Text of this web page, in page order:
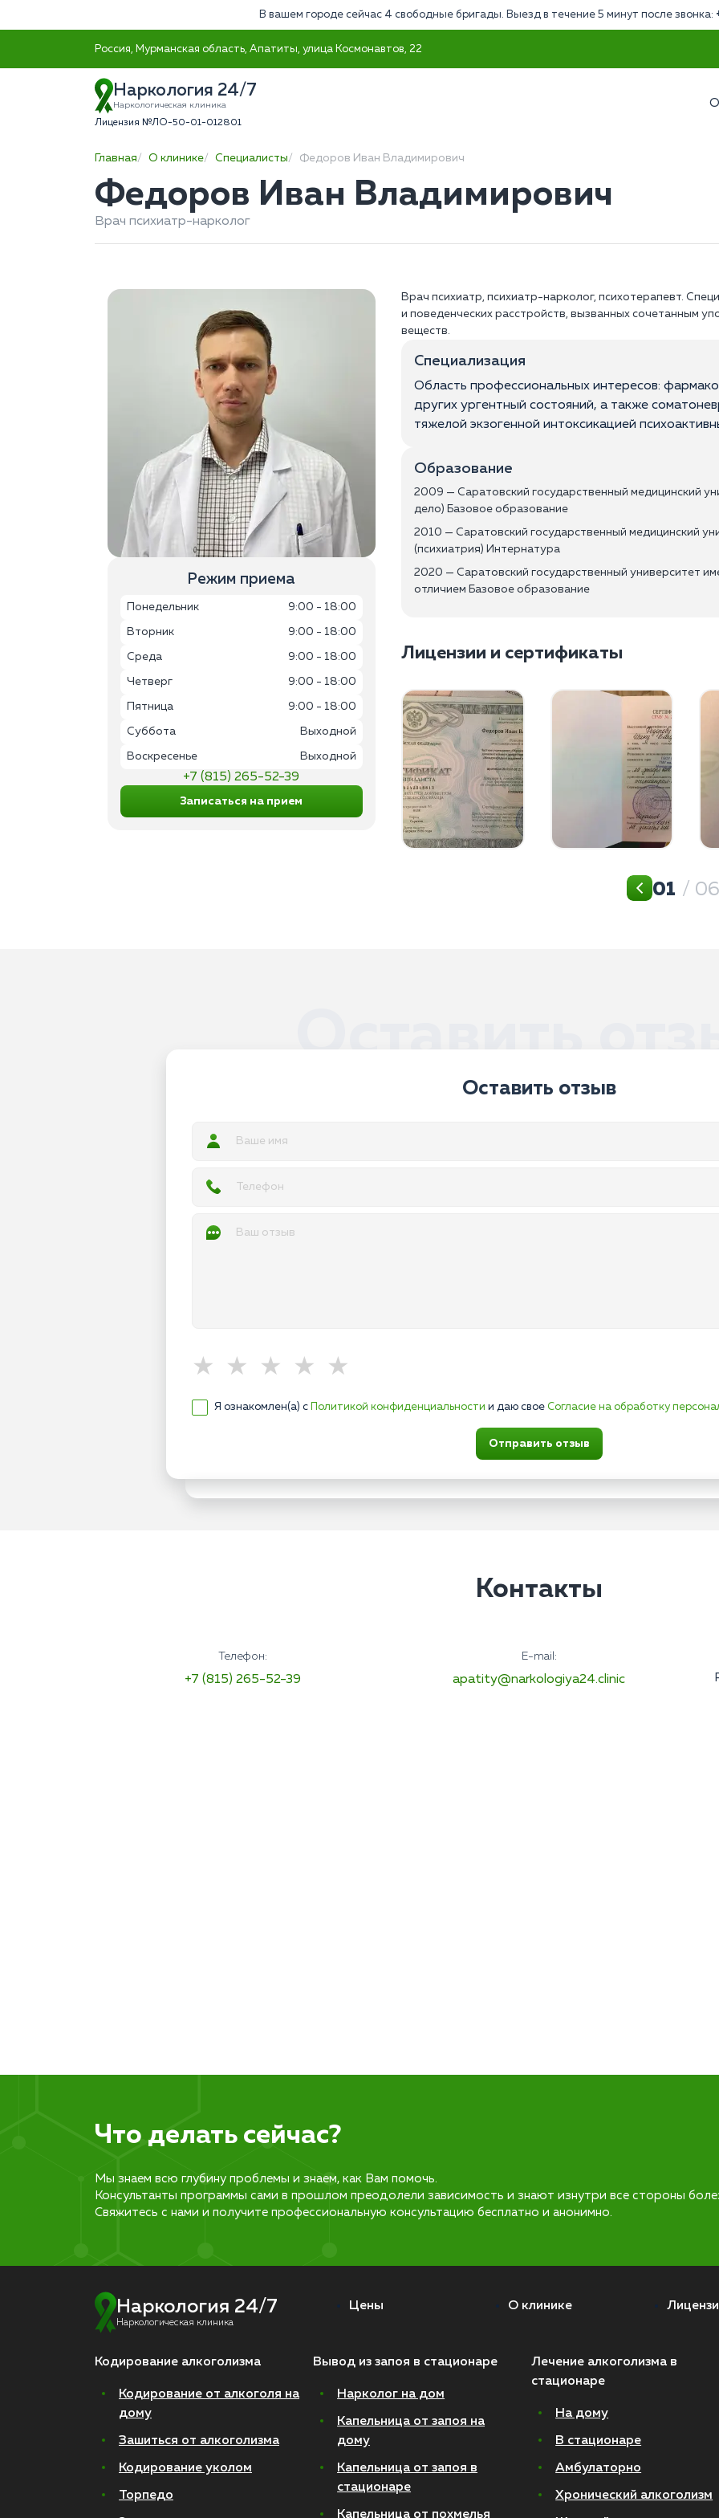
В вашем городе сейчас 4 свободные бригады. Выезд в течение 5 минут после звонка:
Россия, Мурманская область, Апатиты, улица Космонавтов, 22
Наркология 24/7
Наркологическая клиника
Лицензия №ЛО-50-01-012801
О
Главная О клинике Специалисты Федоров Иван Владимирович
Федоров Иван Владимирович
Врач психиатр-нарколог
Режим приема
Понедельник 9:00 - 18:00
Вторник 9:00 - 18:00
Среда 9:00 - 18:00
Четверг 9:00 - 18:00
Пятница 9:00 - 18:00
Суббота Выходной
Воскресенье Выходной
+7 (815) 265-52-39
Записаться на прием
Врач психиатр, психиатр-нарколог, психотерапевт.
и поведенческих расстройств, вызванных сочетанным
веществ.
Специализация
Область профессиональных интересов:
других ургентный состояний, а также
тяжелой экзогенной интоксикацией
Образование
2009 — Саратовский государственный медицинский
дело) Базовое образование
2010 — Саратовский государственный медицинский
(психиатрия) Интернатура
2020 — Саратовский государственный университет
отличием Базовое образование
Лицензии и сертификаты
01 / 06
Оставить
Оставить отзыв
Я ознакомлен(а) с Политикой конфиденциальности и даю свое Согласие на обработку
Отправить отзыв
Контакты
Телефон:
+7 (815) 265-52-39
E-mail:
apatity@narkologiya24.clinic
Что делать сейчас?
Мы знаем всю глубину проблемы и знаем, как Вам помочь.
Консультанты программы сами в прошлом преодолели зависимость и знают изнутри все стороны
Свяжитесь с нами и получите профессиональную консультацию бесплатно и анонимно.
Наркология 24/7
Наркологическая клиника
Цены О клинике
Кодирование алкоголизма
Кодирование от алкоголя на
дому
Зашиться от алкоголизма
Кодирование уколом
Торпедо
Вывод из запоя в стационаре
Нарколог на дом
Капельница от запоя на
дому
Капельница от запоя в
стационаре
Капельница от похмелья
Лечение алкоголизма в
стационаре
На дому
В стационаре
Амбулаторно
Хронический алкоголизм